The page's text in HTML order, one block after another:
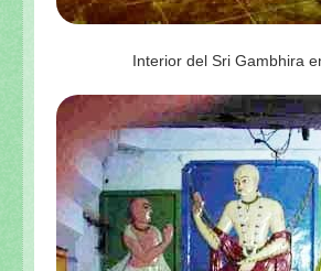
Interior del Sri Gambhira